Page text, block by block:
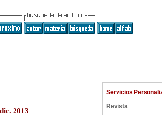
Servicios
Revista
2013